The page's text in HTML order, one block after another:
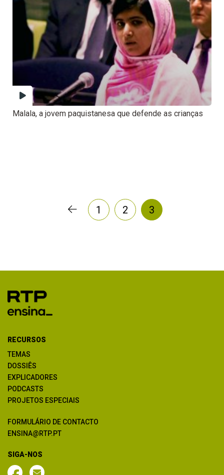
Malala, a jovem paquistanesa que defende as crianças
1 2 3
RECURSOS
TEMAS
DOSSIÊS
EXPLICADORES
PODCASTS
PROJETOS ESPECIAIS
FORMULÁRIO DE CONTACTO
ENSINA@RTP.PT
SIGA-NOS